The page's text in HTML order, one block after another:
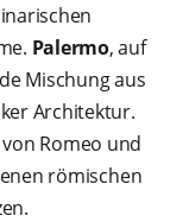
Palermo, auf
Mischung aus
Architektur.
Romeo und
römischen